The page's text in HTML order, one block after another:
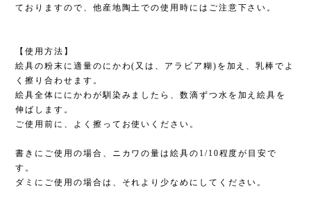
ておりますので、他産地陶土での使用時にはご注意下さい。
【使用方法】
絵具の粉末に適量のにかわ(又は、アラビア糊)を加え、乳棒でよ
く擦り合わせます。
絵具全体ににかわが馴染みましたら、数滴ずつ水を加え絵具を
伸ばします。
ご使用前に、よく擦ってお使いください。
書きにご使用の場合、ニカワの量は絵具の1/10程度が目安で
す。
ダミにご使用の場合は、それより少なめにしてください。